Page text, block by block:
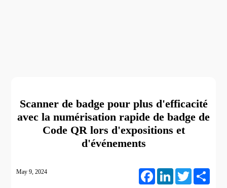
Scanner de badge pour plus d'efficacité
avec la numérisation rapide de badge de
Code QR lors d'expositions et
d'événements
May 9, 2024 FacebookLinkedIn Twitter